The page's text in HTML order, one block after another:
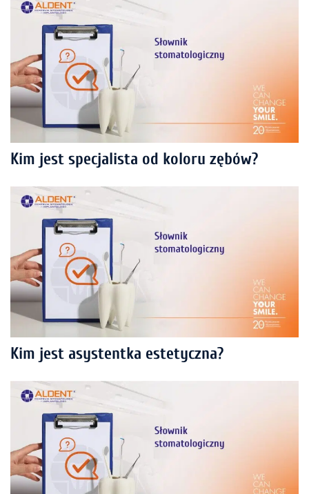
Kim jest specjalista od koloru zębów?
Kim jest asystentka estetyczna?